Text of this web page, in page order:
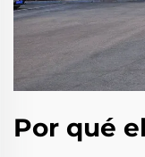
Por qué